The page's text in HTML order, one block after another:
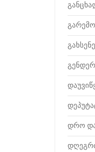
გარემო
დრო და